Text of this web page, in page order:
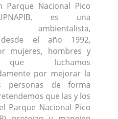
Parque Nacional Pico
es una
ambientalista,
desde el año 1992,
mujeres, hombres y
que luchamos
por mejorar la
personas de forma
que las y los
Parque Nacional Pico